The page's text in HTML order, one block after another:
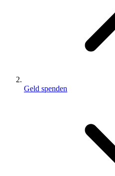
Geld spenden